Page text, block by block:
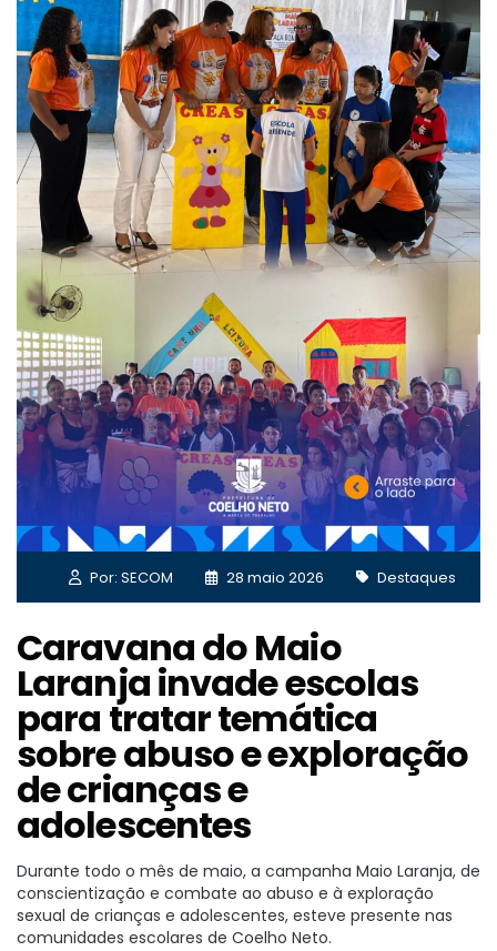
Por: SECOM 28 maio 2026 Destaques
Caravana do Maio
Laranja invade escolas
para tratar temática
sobre abuso e exploração
de crianças e
adolescentes
Durante todo o mês de maio, a campanha Maio Laranja, de
conscientização e combate ao abuso e à exploração
sexual de crianças e adolescentes, esteve presente nas
comunidades escolares de Coelho Neto.